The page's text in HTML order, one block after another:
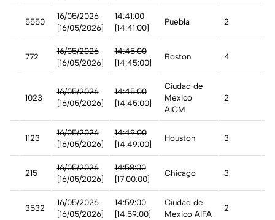
5550
16/05/2026
[16/05/2026]
14:41:00
[14:41:00]
Puebla 2
772
16/05/2026
[16/05/2026]
14:45:00
[14:45:00]
Boston 4
1023
16/05/2026
[16/05/2026]
14:45:00
[14:45:00]
Ciudad de
Mexico
AICM
2
1123
16/05/2026
[16/05/2026]
14:49:00
[14:49:00]
Houston 3
215
16/05/2026
[16/05/2026]
14:58:00
[17:00:00]
Chicago 3
3532
16/05/2026
[16/05/2026]
14:59:00
[14:59:00]
Ciudad de
Mexico AIFA
2